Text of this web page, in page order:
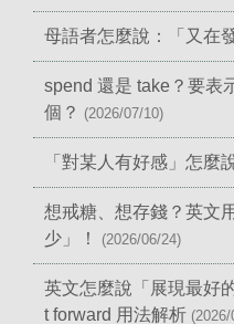
母語者怎麼說：「又在
spend 還是 take？要表
個？ (2026/07/10)
「對某人有好感」怎麼
想戒糖、想存錢？英文
少」！
(2026/06/24)
英文怎麼說「展現最好
t forward 用法解析